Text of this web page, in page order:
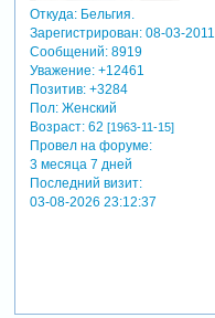
Откуда:Бельгия.
Зарегистрирован: 08-03-2011
Сообщений:8919
Уважение: +12461
Позитив: +3284
Пол:Женский
Возраст:62 [1963-11-15]
Провел на форуме:
3 месяца 7 дней
Последний визит:
03-08-2026 23:12:37